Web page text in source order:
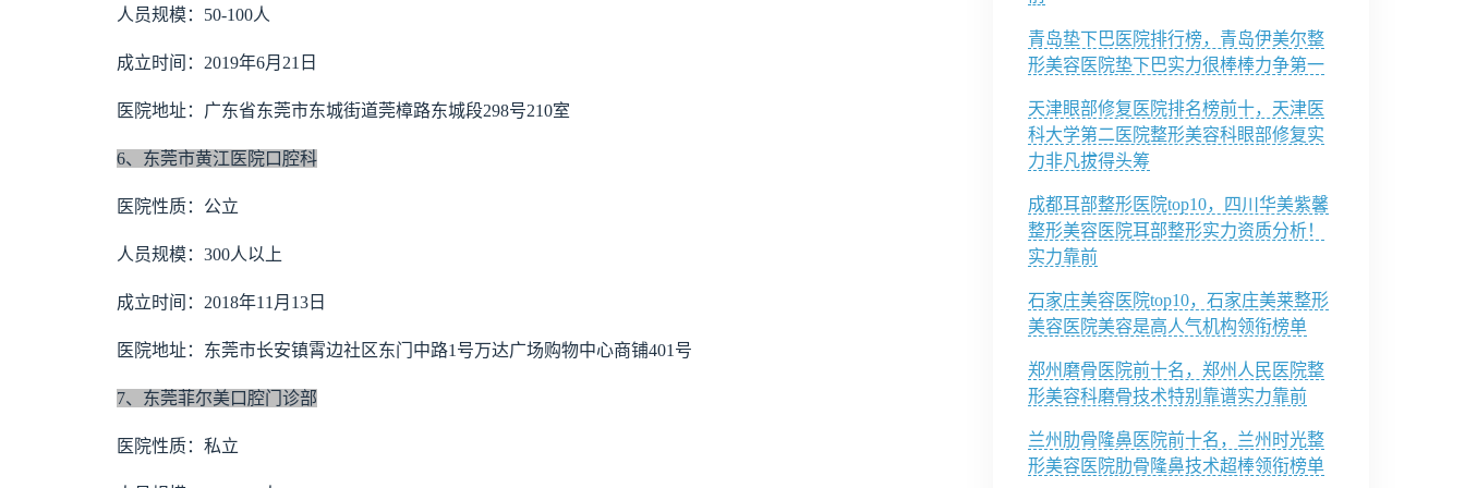
人员规模：50-100人
成立时间：2019年6月21日
医院地址：广东省东莞市东城街道莞樟路东城段298号210室
6、东莞市黄江医院口腔科
医院性质：公立
人员规模：300人以上
成立时间：2018年11月13日
医院地址：东莞市长安镇霄边社区东门中路1号万达广场购物中心商铺401号
7、东莞菲尔美口腔门诊部
医院性质：私立
青岛垫下巴医院排行榜，青岛伊美尔整
形美容医院垫下巴实力很棒棒力争第一
天津眼部修复医院排名榜前十，天津医
科大学第二医院整形美容科眼部修复实
力非凡拔得头筹
成都耳部整形医院top10，四川华美紫馨
整形美容医院耳部整形实力资质分析！
实力靠前
石家庄美容医院top10，石家庄美莱整形
美容医院美容是高人气机构领衔榜单
郑州磨骨医院前十名，郑州人民医院整
形美容科磨骨技术特别靠谱实力靠前
兰州肋骨隆鼻医院前十名，兰州时光整
形美容医院肋骨隆鼻技术超棒领衔榜单